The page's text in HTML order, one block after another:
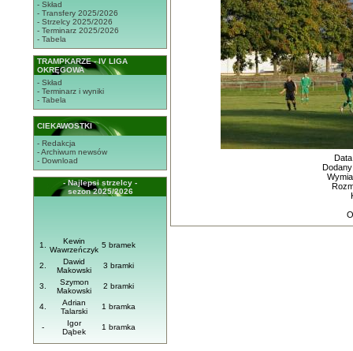
- Skład
- Transfery 2025/2026
- Strzelcy 2025/2026
- Terminarz 2025/2026
- Tabela
TRAMPKARZE - IV LIGA
OKRĘGOWA
- Skład
- Terminarz i wyniki
- Tabela
CIEKAWOSTKI
- Redakcja
- Archiwum newsów
- Download
- Najlepsi strzelcy -
sezon 2025/2026
1.
Kewin
Wawrzeńczyk
5 bramek
2.
Dawid
Makowski
3 bramki
3.
Szymon
Makowski
2 bramki
4.
Adrian
Talarski
1 bramka
-
Igor
Dąbek
1 bramka